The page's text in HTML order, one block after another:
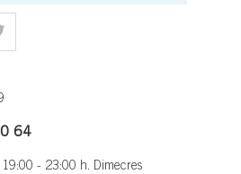
64
- 23:00 h. Dimecres